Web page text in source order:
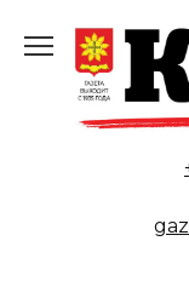
содержанию